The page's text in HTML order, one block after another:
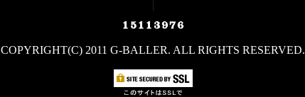
COPYRIGHT(C) 2011 G-BALLER. ALL RIGHTS RESERVED.